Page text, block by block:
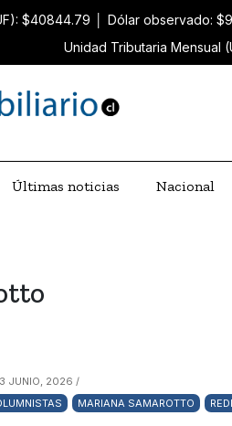
$40844.79 Dólar observado:
Unidad Tributaria Mensual
Últimas noticias Nacional
JUNIO, 2026 /
MARIANA SAMAROTTO